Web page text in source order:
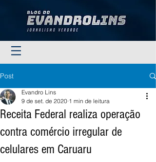
Post
Receita Federal realiza operação
contra comércio irregular de
celulares em Caruaru
Evandro Lins
9 de set. de 2020 1 min de leitura